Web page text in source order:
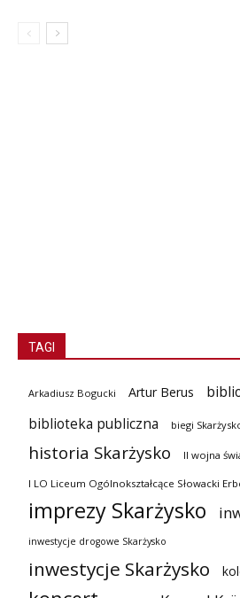
TAGI
Arkadiusz Bogucki Artur Berus
biblioteka publiczna
biegi
historia Skarżysko II wojna
I LO Liceum Ogólnokształcące Słowacki
imprezy Skarżysko
inwestycje drogowe Skarżysko
inwestycje Skarżysko